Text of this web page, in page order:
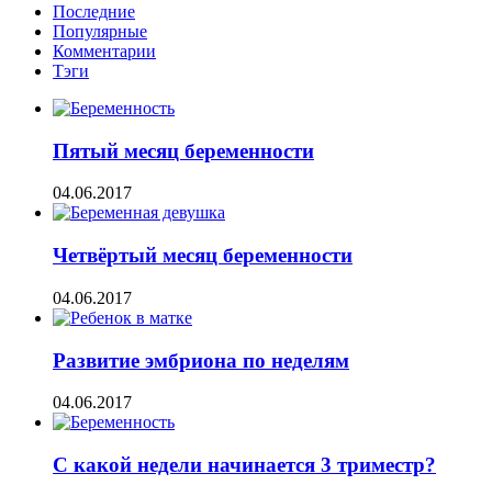
Последние
Популярные
Комментарии
Тэги
Пятый месяц беременности
04.06.2017
Четвёртый месяц беременности
04.06.2017
Развитие эмбриона по неделям
04.06.2017
С какой недели начинается 3 триместр?